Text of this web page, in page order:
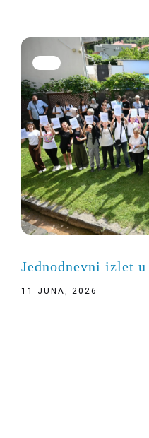
Jednodnevni izlet
11 JUNA, 2026